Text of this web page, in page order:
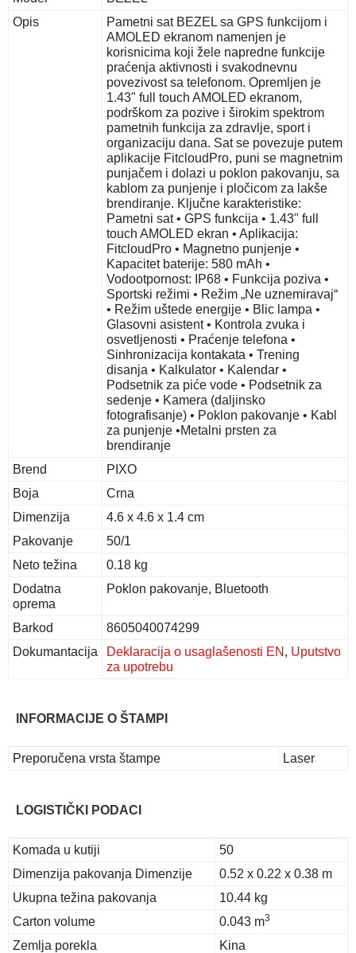
Opis
Pametni sat BEZEL sa GPS funkcijom i
AMOLED ekranom namenjen je
korisnicima koji žele napredne funkcije
praćenja aktivnosti i svakodnevnu
povezivost sa telefonom. Opremljen je
1.43" full touch AMOLED ekranom,
podrškom za pozive i širokim spektrom
pametnih funkcija za zdravlje, sport i
organizaciju dana. Sat se povezuje putem
aplikacije FitcloudPro, puni se magnetnim
punjačem i dolazi u poklon pakovanju, sa
kablom za punjenje i pločicom za lakše
brendiranje. Ključne karakteristike:
Pametni sat • GPS funkcija • 1.43" full
touch AMOLED ekran • Aplikacija:
FitcloudPro • Magnetno punjenje •
Kapacitet baterije: 580 mAh •
Vodootpornost: IP68 • Funkcija poziva •
Sportski režimi • Režim „Ne uznemiravaj“
• Režim uštede energije • Blic lampa •
Glasovni asistent • Kontrola zvuka i
osvetljenosti • Praćenje telefona •
Sinhronizacija kontakata • Trening
disanja • Kalkulator • Kalendar •
Podsetnik za piće vode • Podsetnik za
sedenje • Kamera (daljinsko
fotografisanje) • Poklon pakovanje • Kabl
za punjenje •Metalni prsten za
brendiranje
Brend
PIXO
Boja
Crna
Dimenzija
4.6 x 4.6 x 1.4 cm
Pakovanje
50/1
Neto težina
0.18 kg
Dodatna
oprema
Poklon pakovanje, Bluetooth
Barkod
8605040074299
Dokumantacija
Deklaracija o usaglašenosti EN , Uputstvo
za upotrebu
INFORMACIJE O ŠTAMPI
Preporučena vrsta štampe Laser
LOGISTIČKI PODACI
Komada u kutiji
50
Dimenzija pakovanja Dimenzije
0.52 x 0.22 x 0.38 m
Ukupna težina pakovanja
10.44 kg
Carton volume
0.043 m3
Zemlja porekla
Kina